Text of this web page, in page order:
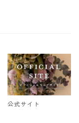
公式サイト